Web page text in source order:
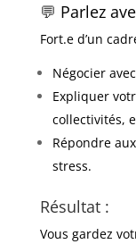
💬 Parlez
Fort.e d’un
Négocier
Expliquer
collectivités,
Répondre
stress.
Résultat :
Vous gardez